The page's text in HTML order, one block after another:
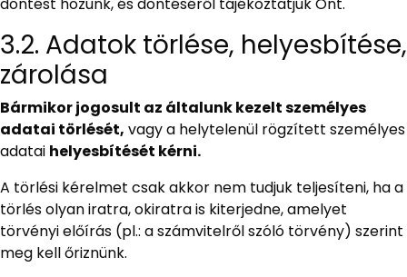
3.2. Adatok törlése, helyesbítése,
zárolása
Bármikor jogosult az általunk kezelt személyes
adatai törlését, vagy a helytelenül rögzített személyes
adatai helyesbítését kérni.
A törlési kérelmet csak akkor nem tudjuk teljesíteni, ha a
törlés olyan iratra, okiratra is kiterjedne, amelyet
törvényi előírás (pl.: a számvitelről szóló törvény) szerint
meg kell őriznünk.